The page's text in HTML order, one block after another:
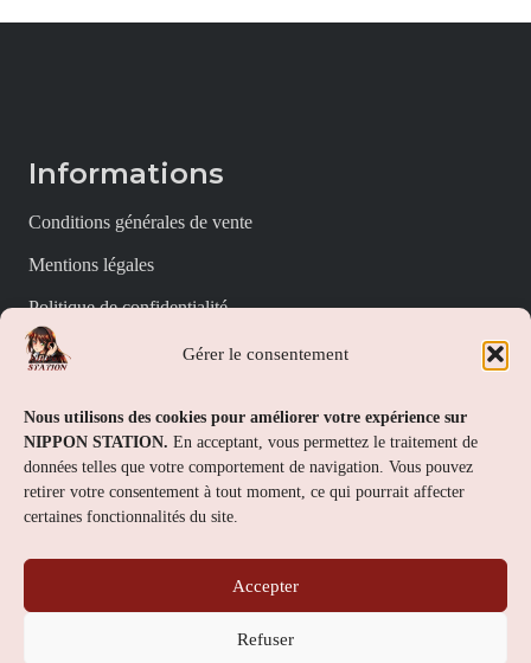
Gérer le consentement
Nous utilisons des cookies pour améliorer votre expérience sur
NIPPON STATION. En acceptant, vous permettez le traitement de
données telles que votre comportement de navigation. Vous pouvez
retirer votre consentement à tout moment, ce qui pourrait affecter
certaines fonctionnalités du site.
Accepter
Refuser
Informations
Conditions générales de vente
Mentions légales
Politique de confidentialité
Politique de cookies (UE)
Nippon Station
À propos
FAQs
Contact